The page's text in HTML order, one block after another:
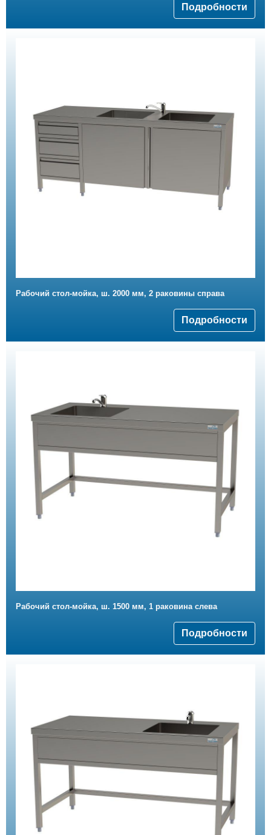
Подробности
Рабочий стол-мойка, ш. 2000 мм, 2 раковины справа
Подробности
Рабочий стол-мойка, ш. 1500 мм, 1 раковина слева
Подробности